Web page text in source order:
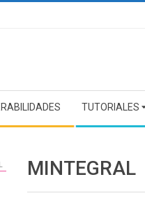
TUTORIALES
MINTEGRAL